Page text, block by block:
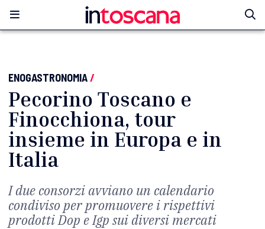
ENOGASTRONOMIA/
Pecorino Toscano e
Finocchiona, tour
insieme in Europa e in
Italia
I due consorzi avviano un calendario
condiviso per promuovere i rispettivi
prodotti Dop e Igp sui diversi mercati